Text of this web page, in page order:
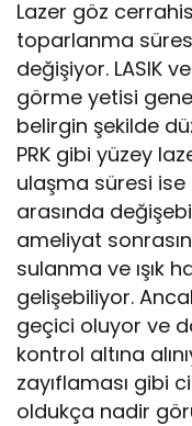
Lazer göz
toparlanma
değişiyor. LASIK
görme yetisi
belirgin şekilde
PRK gibi yüzey
ulaşma süresi
arasında
ameliyat
sulanma ve ışık
gelişebiliyor.
geçici oluyor ve
kontrol altına
zayıflaması gibi
oldukça nadir